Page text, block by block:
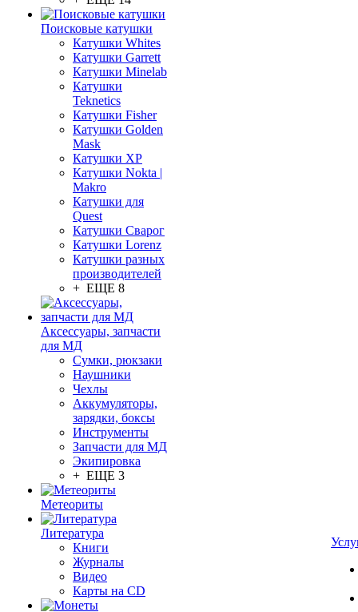
Поисковые катушки
Катушки Whites
Катушки Garrett
Катушки Minelab
Катушки
Teknetics
Катушки Fisher
Катушки Golden
Mask
Катушки XP
Катушки Nokta |
Makro
Катушки для
Quest
Катушки Сварог
Катушки Lorenz
Катушки разных
производителей
+ ЕЩЕ 8
Аксессуары, запчасти
для МД
Сумки, рюкзаки
Наушники
Чехлы
Аккумуляторы,
зарядки, боксы
Инструменты
Запчасти для МД
Экипировка
+ ЕЩЕ 3
Метеориты
Литература
Книги
Журналы
Видео
Карты на CD